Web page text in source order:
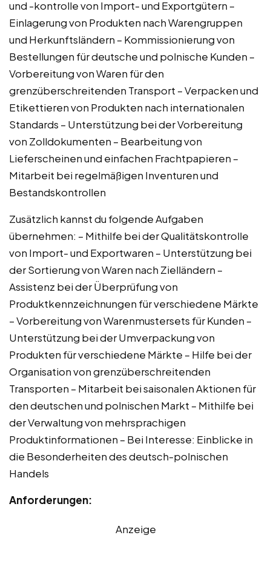
und -kontrolle von Import- und Exportgütern –
Einlagerung von Produkten nach Warengruppen
und Herkunftsländern – Kommissionierung von
Bestellungen für deutsche und polnische Kunden –
Vorbereitung von Waren für den
grenzüberschreitenden Transport – Verpacken und
Etikettieren von Produkten nach internationalen
Standards – Unterstützung bei der Vorbereitung
von Zolldokumenten – Bearbeitung von
Lieferscheinen und einfachen Frachtpapieren –
Mitarbeit bei regelmäßigen Inventuren und
Bestandskontrollen
Zusätzlich kannst du folgende Aufgaben
übernehmen: – Mithilfe bei der Qualitätskontrolle
von Import- und Exportwaren – Unterstützung bei
der Sortierung von Waren nach Zielländern –
Assistenz bei der Überprüfung von
Produktkennzeichnungen für verschiedene Märkte
– Vorbereitung von Warenmustersets für Kunden –
Unterstützung bei der Umverpackung von
Produkten für verschiedene Märkte – Hilfe bei der
Organisation von grenzüberschreitenden
Transporten – Mitarbeit bei saisonalen Aktionen für
den deutschen und polnischen Markt – Mithilfe bei
der Verwaltung von mehrsprachigen
Produktinformationen – Bei Interesse: Einblicke in
die Besonderheiten des deutsch-polnischen
Handels
Anforderungen:
Anzeige